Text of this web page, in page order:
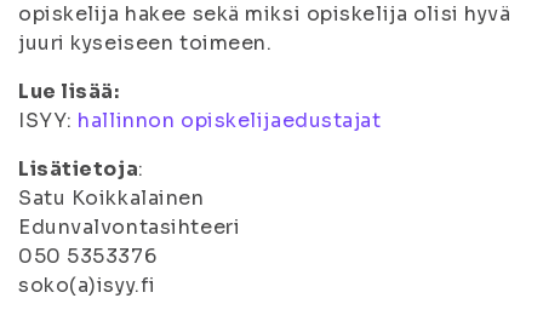
opiskelija hakee sekä miksi opiskelija olisi hyvä
juuri kyseiseen toimeen.
Lue lisää:
ISYY: hallinnon opiskelijaedustajat
Lisätietoja:
Satu Koikkalainen
Edunvalvontasihteeri
050 5353376
soko(a)isyy.fi